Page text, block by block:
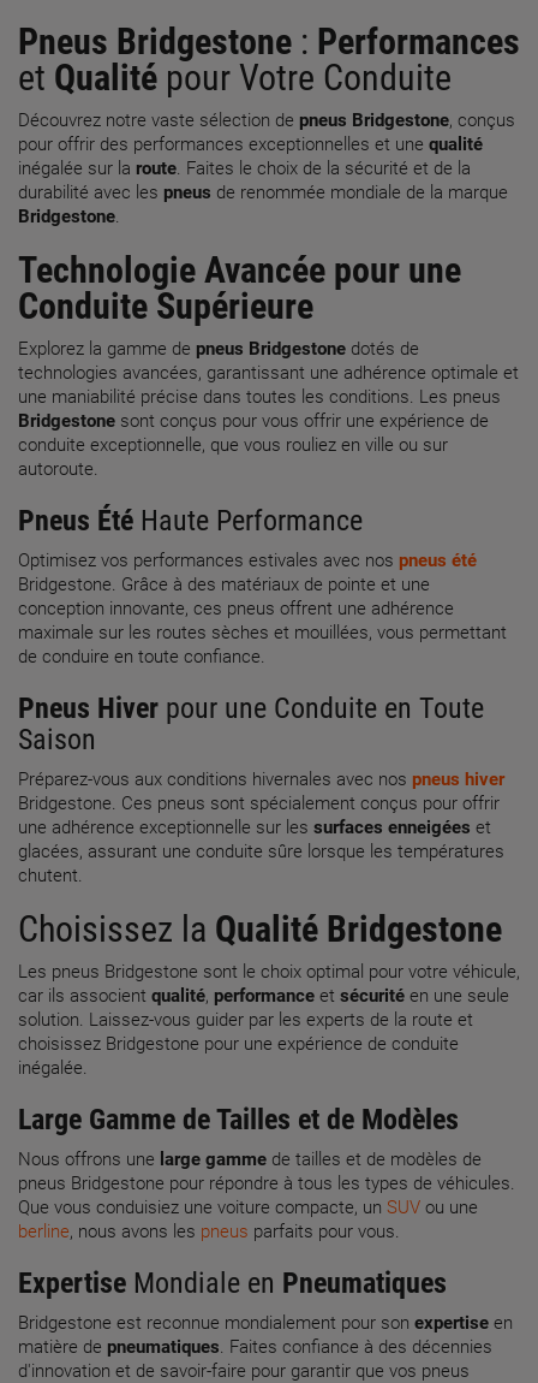
Pneus Bridgestone : Performances
et Qualité pour Votre Conduite
Découvrez notre vaste sélection de pneus Bridgestone, conçus
pour offrir des performances exceptionnelles et une qualité
inégalée sur la route. Faites le choix de la sécurité et de la
durabilité avec les pneus de renommée mondiale de la marque
Bridgestone.
Technologie Avancée pour une
Conduite Supérieure
Explorez la gamme de pneus Bridgestone dotés de
technologies avancées, garantissant une adhérence optimale et
une maniabilité précise dans toutes les conditions. Les pneus
Bridgestone sont conçus pour vous offrir une expérience de
conduite exceptionnelle, que vous rouliez en ville ou sur
autoroute.
Pneus Été Haute Performance
Optimisez vos performances estivales avec nos pneus été
Bridgestone. Grâce à des matériaux de pointe et une
conception innovante, ces pneus offrent une adhérence
maximale sur les routes sèches et mouillées, vous permettant
de conduire en toute confiance.
Pneus Hiver pour une Conduite en Toute
Saison
Préparez-vous aux conditions hivernales avec nos pneus hiver
Bridgestone. Ces pneus sont spécialement conçus pour offrir
une adhérence exceptionnelle sur les surfaces enneigées et
glacées, assurant une conduite sûre lorsque les températures
chutent.
Choisissez la Qualité Bridgestone
Les pneus Bridgestone sont le choix optimal pour votre véhicule,
car ils associent qualité, performance et sécurité en une seule
solution. Laissez-vous guider par les experts de la route et
choisissez Bridgestone pour une expérience de conduite
inégalée.
Large Gamme de Tailles et de Modèles
Nous offrons une large gamme de tailles et de modèles de
pneus Bridgestone pour répondre à tous les types de véhicules.
Que vous conduisiez une voiture compacte, un SUV ou une
berline, nous avons les pneus parfaits pour vous.
Expertise Mondiale en Pneumatiques
Bridgestone est reconnue mondialement pour son expertise en
matière de pneumatiques. Faites confiance à des décennies
d'innovation et de savoir-faire pour garantir que vos pneus